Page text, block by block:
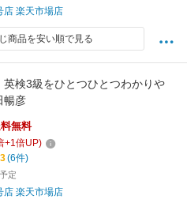
店 楽天市場店
商品を安い順で見る
英検3級をひとつひとつわかりや
暢彦
無料
+1倍UP)
(6件)
定
店 楽天市場店